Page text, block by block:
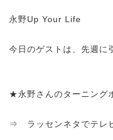
永野Up Your Life
今日のゲストは、先週に
★永野さんのターニング
⇒ ラッセンネタでテレ